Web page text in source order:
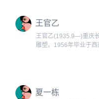
王官乙
王官乙(1935.9—)重庆
雕塑。1956年毕业于西
夏一栋